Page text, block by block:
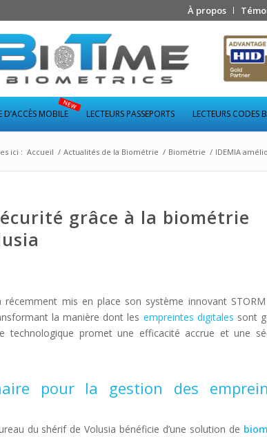
À propos
MOBILE LECTEURS PASSEPORTS LECTEURS CODES
ici : Accueil / Actualités de la Biométrie / Biométrie / IDEMIA
grâce à la biométrie
mis en place son système innovant STORM
la manière dont les empreintes digitales sont
technologique promet une efficacité accrue et une
pour la gestion des
du shérif de Volusia bénéficie d’une solution de